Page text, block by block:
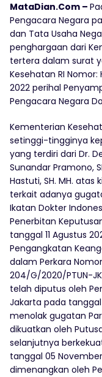
MataDian.Com –
Pengacara Negara
dan Tata Usaha
penghargaan dari
tertera dalam surat
Kesehatan RI Nomor:
2022 perihal
Pengacara Negara
Kementerian
setinggi-tingginya
yang terdiri dari Dr.
Sunandar Pramono,
Hastuti, SH. MH.
terkait adanya
Ikatan Dokter
Penerbitan
tanggal 11 Agustus
Pengangkatan
dalam Perkara
204/G/2020/PTUN-
telah diputus oleh
Jakarta pada
menolak gugatan
dikuatkan oleh
selanjutnya
tanggal 05
dimenangkan oleh